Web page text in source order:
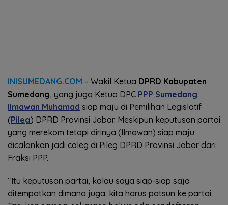
INISUMEDANG.COM – Wakil Ketua DPRD Kabupaten
Sumedang, yang juga Ketua DPC PPP Sumedang.
Ilmawan Muhamad siap maju di Pemilihan Legislatif
(Pileg) DPRD Provinsi Jabar. Meskipun keputusan partai
yang merekom tetapi dirinya (Ilmawan) siap maju
dicalonkan jadi caleg di Pileg DPRD Provinsi Jabar dari
Fraksi PPP.
“Itu keputusan partai, kalau saya siap-siap saja
ditempatkan dimana juga. kita harus patsun ke partai.